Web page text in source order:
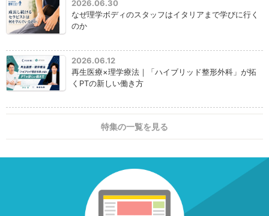
2026.06.30
なぜ理学ボディのスタッフはイタリアまで学びに行く
のか
2026.06.12
再生医療×理学療法｜「ハイブリッド整形外科」が拓
くPTの新しい働き方
特集の一覧を見る